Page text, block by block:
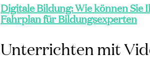
Digitale Bildung: Wie können
Fahrplan für Bildungsexperten
Unterrichten mit